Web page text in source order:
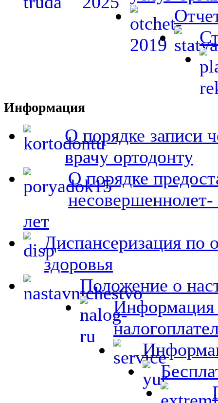
Информация
О порядке записи
врачу ортодонту
О порядке
лет
Диспансеризация по
здоровья
Положение о
Информация